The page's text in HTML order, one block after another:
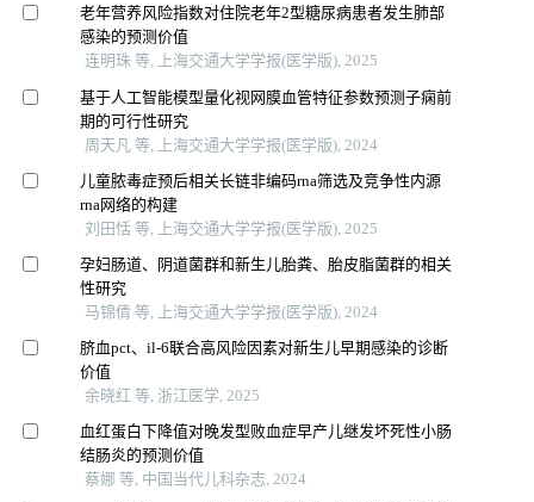
老年营养风险指数对住院老年2型糖尿病患者发生肺部
感染的预测价值
连明珠 等, 上海交通大学学报(医学版), 2025
基于人工智能模型量化视网膜血管特征参数预测子痫前
期的可行性研究
周天凡 等, 上海交通大学学报(医学版), 2024
儿童脓毒症预后相关长链非编码rna筛选及竞争性内源
rna网络的构建
刘田恬 等, 上海交通大学学报(医学版), 2025
孕妇肠道、阴道菌群和新生儿胎粪、胎皮脂菌群的相关
性研究
马锦倩 等, 上海交通大学学报(医学版), 2024
脐血pct、il-6联合高风险因素对新生儿早期感染的诊断
价值
余晓红 等, 浙江医学, 2025
血红蛋白下降值对晚发型败血症早产儿继发坏死性小肠
结肠炎的预测价值
蔡娜 等, 中国当代儿科杂志, 2024